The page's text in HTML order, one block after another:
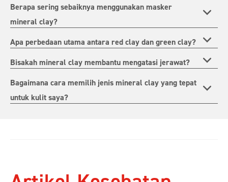
Berapa sering sebaiknya menggunakan masker
mineral clay?
Apa perbedaan utama antara red clay dan green clay?
Bisakah mineral clay membantu mengatasi jerawat?
Bagaimana cara memilih jenis mineral clay yang tepat
untuk kulit saya?